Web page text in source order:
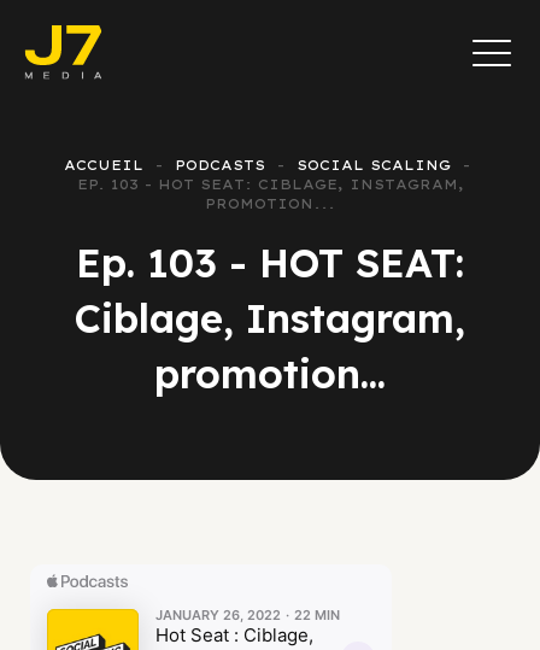
ACCUEIL PODCASTS
SOCIAL SCALING
EP. 103 - HOT SEAT: CIBLAGE, INSTAGRAM,
PROMOTION...
Ep. 103 - HOT SEAT:
Ciblage, Instagram,
promotion...